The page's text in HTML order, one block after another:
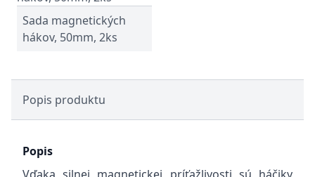
Sada magnetických
hákov, 50mm, 2ks
Popis produktu
Popis